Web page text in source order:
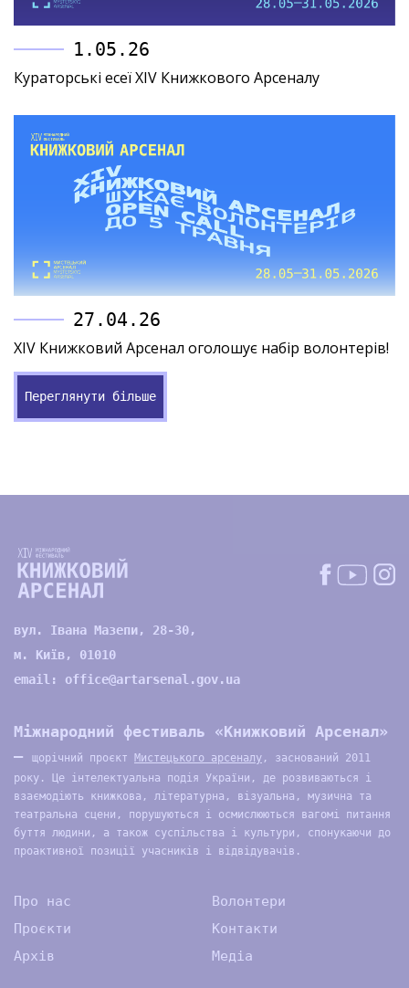
1.05.26
Кураторські есеї XIV Книжкового Арсеналу
27.04.26
XIV Книжковий Арсенал оголошує набір волонтерів!
Переглянути більше
вул. Івана Мазепи, 28-30,
м. Київ, 01010
email: office@artarsenal.gov.ua
Міжнародний фестиваль «Книжковий Арсенал»
—
щорічний проєкт Мистецького арсеналу , заснований 2011
року. Це інтелектуальна подія України, де розвиваються і
взаємодіють книжкова, літературна, візуальна, музична та
театральна сцени, порушуються і осмислюються вагомі питання
буття людини, а також суспільства і культури, спонукаючи до
проактивної позиції учасників і відвідувачів.
Про нас
Проєкти
Архів
Волонтери
Контакти
Медіа